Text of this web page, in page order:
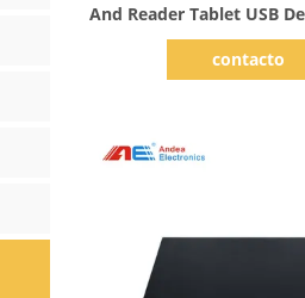
And Reader Tablet USB
RFID ISO
contacto